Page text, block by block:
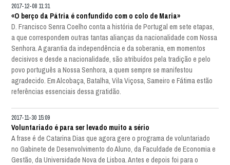
2017-12-08 11:31
«O berço da Pátria é confundido com o colo de Maria»
D. Francisco Senra Coelho conta a história de Portugal em sete etapas,
a que correspondem outras tantas alianças da nacionalidade com Nossa
Senhora. A garantia da independência e da soberania, em momentos
decisivos e desde a nacionalidade, são atribuídos pela tradição e pelo
povo português a Nossa Senhora, a quem sempre se manifestou
agradecido. Em Alcobaça, Batalha, Vila Viçosa, Sameiro e Fátima estão
referências essenciais dessa gratidão.
2017-11-30 15:09
Voluntariado é para ser levado muito a sério
A frase é de Catarina Dias que agora gere o programa de voluntariado
no Gabinete de Desenvolvimento do Aluno, da Faculdade de Economia e
Gestão, da Universidade Nova de Lisboa. Antes e depois foi para o